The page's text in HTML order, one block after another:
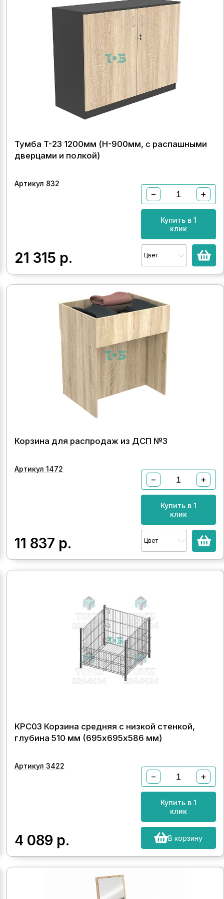
Тумба T-23 1200мм (H-900мм, с распашными
дверцами и полкой)
Артикул 832
21 315 р.
− +
Купить в 1
клик
Цвет
Корзина для распродаж из ДСП №3
Артикул 1472
11 837 р.
− +
Купить в 1
клик
Цвет
КРС03 Корзина средняя с низкой стенкой,
глубина 510 мм (695х695х586 мм)
Артикул 3422
4 089 р.
− +
Купить в 1
клик
В корзину